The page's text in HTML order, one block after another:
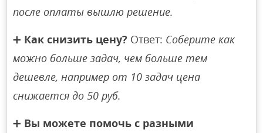
после оплаты вышлю решение.
➕ Как снизить цену? Ответ: Соберите как
можно больше задач, чем больше тем
дешевле, например от 10 задач цена
снижается до 50 руб.
➕ Вы можете помочь с разными